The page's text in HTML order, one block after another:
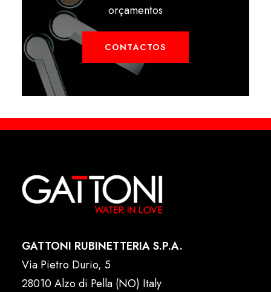
orçamentos
CONTACTOS
GATTONI RUBINETTERIA S.P.A.
Via Pietro Durio, 5
28010 Alzo di Pella (NO) Italy